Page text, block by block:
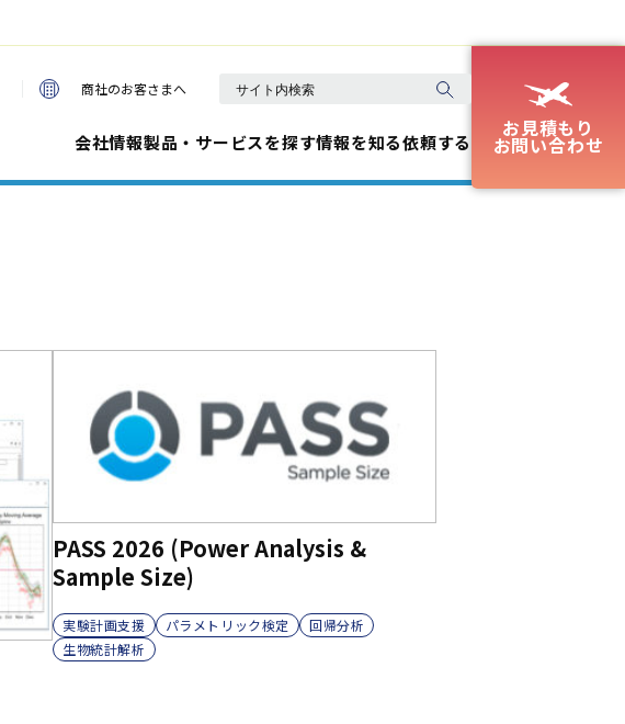
商社のお客さまへ
会社情報製品・サービスを探す情報を知る依頼する
お見積もり
お問い合わせ
PASS 2026 (Power Analysis &
Sample Size)
実験計画支援 パラメトリック検定
回帰分析
生物統計解析